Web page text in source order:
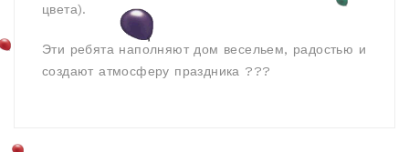
цвета).
Эти ребята наполняют дом весельем, радостью и
создают атмосферу праздника ???